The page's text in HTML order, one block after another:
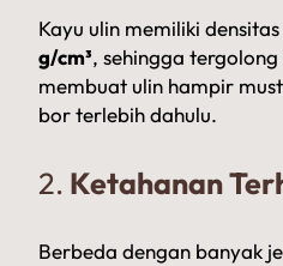
Kayu ulin memiliki
g/cm³, sehingga
membuat ulin hampir
bor terlebih dahulu.
2. Ketahanan
Berbeda dengan banyak